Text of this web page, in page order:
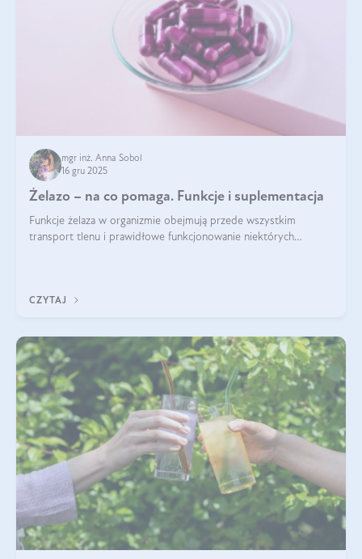
mgr inż. Anna Sobol
16 gru 2025
Żelazo – na co pomaga. Funkcje i suplementacja
Funkcje żelaza w organizmie obejmują przede wszystkim
transport tlenu i prawidłowe funkcjonowanie niektórych
CZYTAJ